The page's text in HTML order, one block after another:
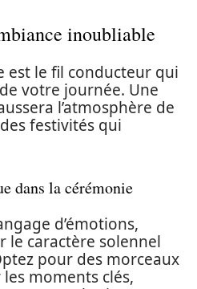
inoubliable
est le fil conducteur qui
votre journée. Une
l’atmosphère de
festivités qui
dans la cérémonie
d’émotions,
le caractère solennel
pour des morceaux
moments clés,